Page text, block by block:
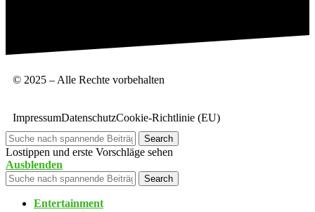
© 2025 – Alle Rechte vorbehalten
ImpressumDatenschutzCookie-Richtlinie (EU)
Search
Lostippen und erste Vorschläge sehen
Ausblenden
Search
Entertainment